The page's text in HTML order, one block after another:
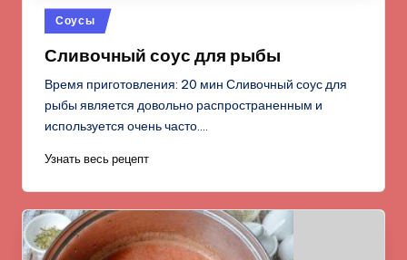
Опубликовано
в
Соусы
Сливочный соус для рыбы
Время приготовления: 20 мин Сливочный соус для
рыбы является довольно распространенным и
используется очень часто.…
Узнать весь рецепт